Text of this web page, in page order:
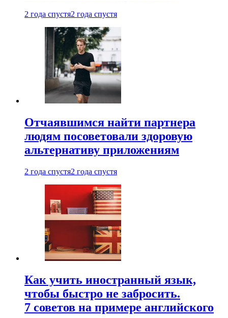
2 года спустя2 года спустя
Отчаявшимся найти партнера
людям посоветовали здоровую
альтернативу приложениям
2 года спустя2 года спустя
Как учить иностранный язык,
чтобы быстро не забросить.
7 советов на примере английского